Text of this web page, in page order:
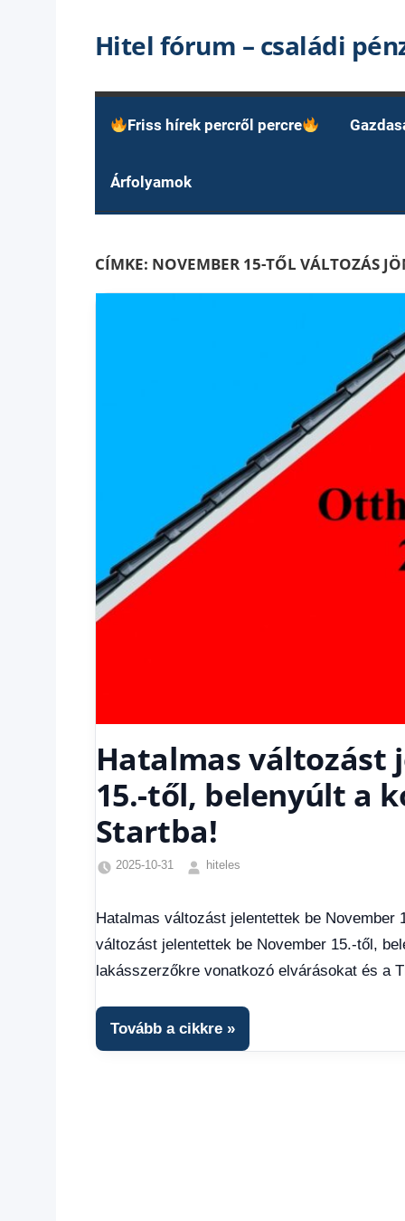
Hitel fórum – családi
Friss hírek percről percre
Árfolyamok
CÍMKE: NOVEMBER 15-TŐL VÁLTOZÁS
Hatalmas változást
15.-től, belenyúlt a
Startba!
2025-10-31
hiteles
Gazdaság,
Hírek,
Hírek
Hatalmas változást jelentettek be
változást jelentettek be November 15.-től,
lakásszerzőkre vonatkozó elvárásokat és a
Tovább a cikkre